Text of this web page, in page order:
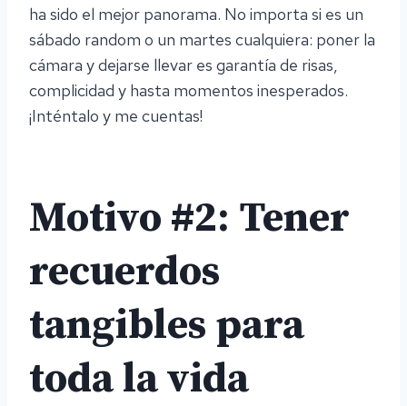
ha sido el mejor panorama. No importa si es un
sábado random o un martes cualquiera: poner la
cámara y dejarse llevar es garantía de risas,
complicidad y hasta momentos inesperados.
¡Inténtalo y me cuentas!
Motivo #2: Tener
recuerdos
tangibles para
toda la vida